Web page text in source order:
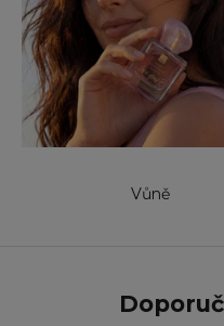
Vůně